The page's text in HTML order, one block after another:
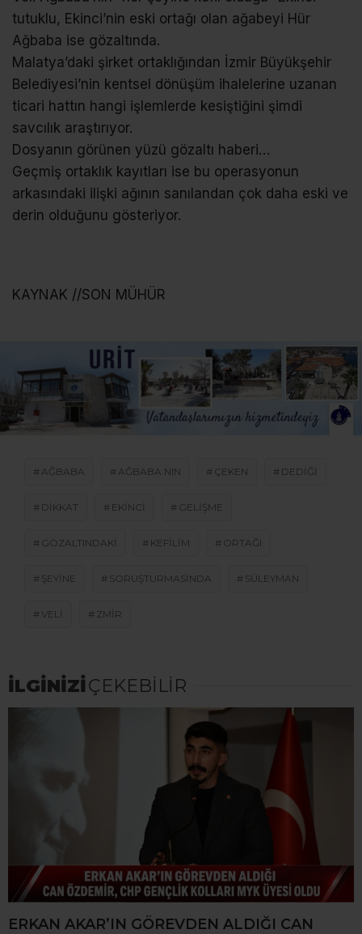
tutuklu, Ekinci’nin eski ortağı olan ağabeyi Hür
Ağbaba ise gözaltında.
Malatya’daki şirket ortaklığından İzmir Büyükşehir
Belediyesi’nin kentsel dönüşüm ihalelerine uzanan
ticari hattın hangi işlemlerde kesiştiğini şimdi
savcılık araştırıyor.
Dosyanın görünen yüzü gözaltı haberi…
Geçmiş ortaklık kayıtları ise bu operasyonun
arkasındaki ilişki ağının sanılandan çok daha eski ve
derin olduğunu gösteriyor.
KAYNAK //SON MÜHÜR
AĞBABA AĞBABA NIN ÇEKEN DEDIĞI
DIKKAT EKINCI GELIŞME
GÖZALTINDAKI KEFILIM ORTAĞI
ŞEYINE SORUŞTURMASINDA SÜLEYMAN
VELI ZMIR
İLGİNİZİÇEKEBİLİR
ERKAN AKAR’IN GÖREVDEN ALDIĞI CAN